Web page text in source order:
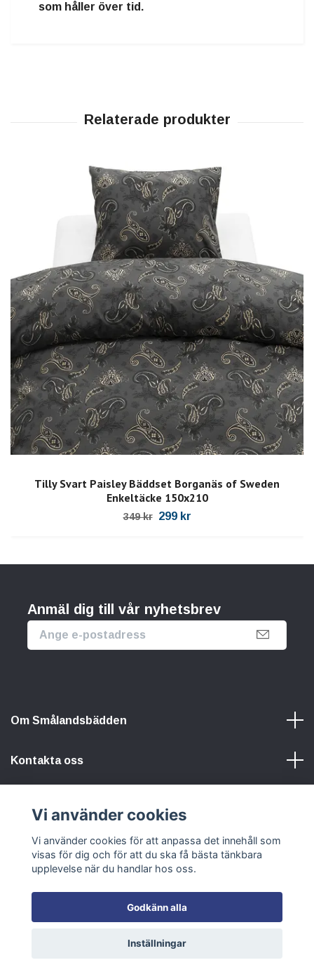
som håller över tid.
Tilly Svart Paisley Bäddset Borganäs of Sweden
Enkeltäcke 150x210
349 kr 299 kr
Anmäl dig till vår nyhetsbrev
Om Smålandsbädden
Kontakta oss
Sociala medier
© 2026 Smålandsbädden
Vi använder cookies
Vi använder cookies för att anpassa det innehåll som
visas för dig och för att du ska få bästa tänkbara
upplevelse när du handlar hos oss.
Godkänn alla
Inställningar